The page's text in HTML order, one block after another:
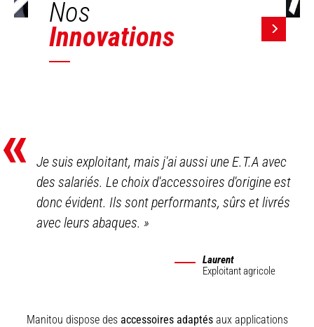
Nos
Innovations
«
Je suis exploitant, mais j'ai aussi une E.T.A avec
des salariés. Le choix d'accessoires d'origine est
donc évident. Ils sont performants, sûrs et livrés
avec leurs abaques.»
Laurent
Exploitant agricole
Manitou dispose des accessoires adaptésaux applications